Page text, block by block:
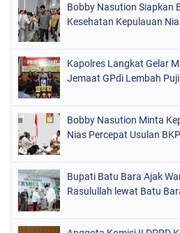
Bobby Nasution Siapkan
Kesehatan Kepulauan
Kapolres Langkat Gelar
Jemaat GPdi Lembah
Bobby Nasution Minta
Nias Percepat Usulan
Bupati Batu Bara Ajak
Rasulullah lewat Batu